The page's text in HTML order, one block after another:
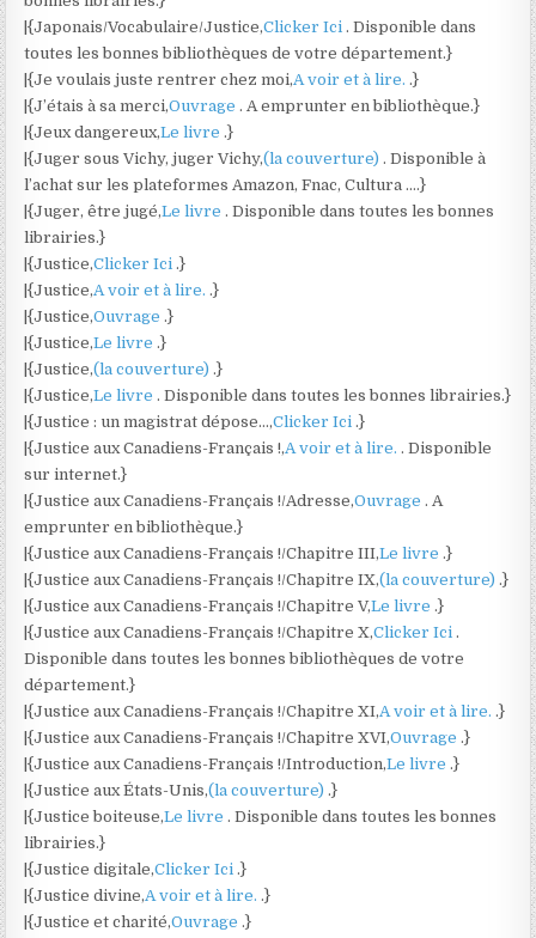
|{Japonais/Vocabulaire/Justice,Clicker Ici. Disponible dans
toutes les bonnes bibliothèques de votre département.}
|{Je voulais juste rentrer chez moi,A voir et à lire..}
|{J’étais à sa merci,Ouvrage. A emprunter en bibliothèque.}
|{Jeux dangereux,Le livre.}
|{Juger sous Vichy, juger Vichy,(la couverture). Disponible à
l’achat sur les plateformes Amazon, Fnac, Cultura ….}
|{Juger, être jugé,Le livre. Disponible dans toutes les bonnes
librairies.}
|{Justice,Clicker Ici.}
|{Justice,A voir et à lire..}
|{Justice,Ouvrage.}
|{Justice,Le livre.}
|{Justice,(la couverture).}
|{Justice,Le livre. Disponible dans toutes les bonnes librairies.}
|{Justice : un magistrat dépose…,Clicker Ici.}
|{Justice aux Canadiens-Français !,A voir et à lire.. Disponible
sur internet.}
|{Justice aux Canadiens-Français !/Adresse,Ouvrage. A
emprunter en bibliothèque.}
|{Justice aux Canadiens-Français !/Chapitre III,Le livre.}
|{Justice aux Canadiens-Français !/Chapitre IX,(la couverture).}
|{Justice aux Canadiens-Français !/Chapitre V,Le livre.}
|{Justice aux Canadiens-Français !/Chapitre X,Clicker Ici.
Disponible dans toutes les bonnes bibliothèques de votre
département.}
|{Justice aux Canadiens-Français !/Chapitre XI,A voir et à lire..}
|{Justice aux Canadiens-Français !/Chapitre XVI,Ouvrage.}
|{Justice aux Canadiens-Français !/Introduction,Le livre.}
|{Justice aux États-Unis,(la couverture).}
|{Justice boiteuse,Le livre. Disponible dans toutes les bonnes
librairies.}
|{Justice digitale,Clicker Ici.}
|{Justice divine,A voir et à lire..}
|{Justice et charité,Ouvrage.}